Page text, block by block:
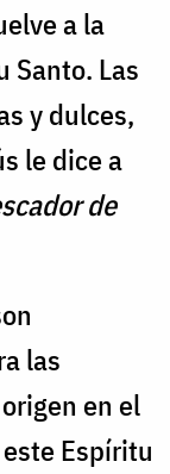
a la
Santo. Las
y dulces,
le dice a
de
las
en el
Espíritu